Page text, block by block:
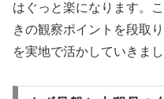
はぐっと楽になります。
きの観察ポイントを段取
を実地で活かしていきまし